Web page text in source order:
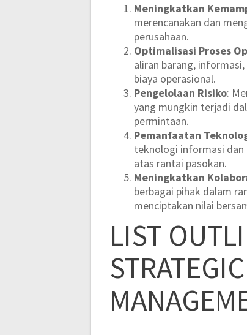
Meningkatkan
merencanakan dan
perusahaan.
Optimalisasi Proses
aliran barang,
biaya operasional.
Pengelolaan Risiko:
yang mungkin terjadi
permintaan.
Pemanfaatan
teknologi informasi dan
atas rantai pasokan.
Meningkatkan
berbagai pihak dalam
menciptakan nilai
LIST